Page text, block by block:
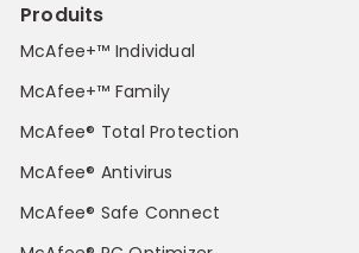
Produits
McAfee+™ Individual
McAfee+™ Family
McAfee® Total Protection
McAfee® Antivirus
McAfee® Safe Connect